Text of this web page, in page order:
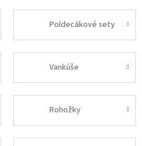
Poldecákové sety
Vankúše
Rohožky